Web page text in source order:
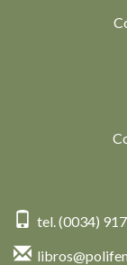
tel. (0034)